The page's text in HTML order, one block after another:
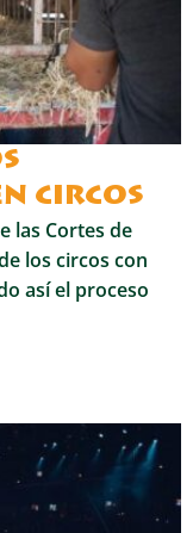
circos
las Cortes de
los circos con
así el proceso